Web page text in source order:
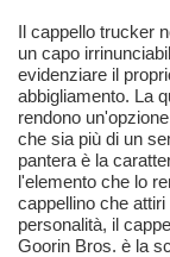
Il cappello trucker
un capo
evidenziare il
abbigliamento. La
rendono
che sia più di un
pantera è la
l'elemento che lo
cappellino che
personalità, il
Goorin Bros. è la